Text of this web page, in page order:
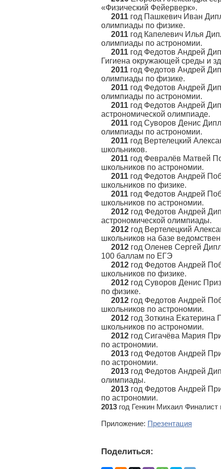
«Физический Фейерверк».
2011 год Пашкевич Иван
олимпиады по физике.
2011 год Капелевич Илья
олимпиады по астрономии.
2011 год Федотов Андрей
Гигиена окружающей среды и
2011 год Федотов Андрей
олимпиады по физике.
2011 год Федотов Андрей
олимпиады по астрономии.
2011 год Федотов Андрей
астрономической олимпиаде.
2011 год Суворов Денис
олимпиады по астрономии.
2011 год Вертелецкий
школьников.
2011 год Февралёв Матвей
школьников по астрономии.
2011 год Федотов Андрей
школьников по физике.
2011 год Федотов Андрей
школьников по астрономии.
2012 год Федотов Андрей
астрономической олимпиады.
2012 год Вертелецкий
школьников на базе
2012 год Оленев Сергей
100 баллам по ЕГЭ
2012 год Федотов Андрей
школьников по физике.
2012 год Суворов Денис
по физике.
2012 год Федотов Андрей
школьников по астрономии.
2012 год Зоткина Екатерина
школьников по астрономии.
2012 год Сигачёва Мария
по астрономии.
2013 год Федотов Андрей
по астрономии.
2013 год Федотов Андрей
олимпиады.
2013 год Федотов Андрей
по астрономии.
2013 год Генкин Михаил Финалист
Приложение: Презентация
Поделиться: